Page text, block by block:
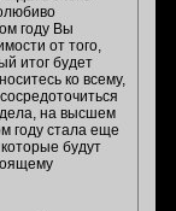
году Вы
от того,
итог будет
ко всему,
дела, на высшем
году стала еще
будут